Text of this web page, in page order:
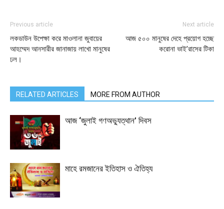
Previous article
লকডাউন উপেক্ষা করে মাওলানা জুবায়ের
আহম্মেদ আনসারীর জানাজায় লাখো মানুষের
ঢল।
Next article
আজ ৫০০ মানুষের দেহে প্রয়োগ হচ্ছে
করোনা ভাই’রাসের টিকা
RELATED ARTICLES MORE FROM AUTHOR
আজ ‘জুলাই গণঅভ্যুত্থান’ দিবস
মাহে রমজানের ইতিহাস ও ঐতিহ্য